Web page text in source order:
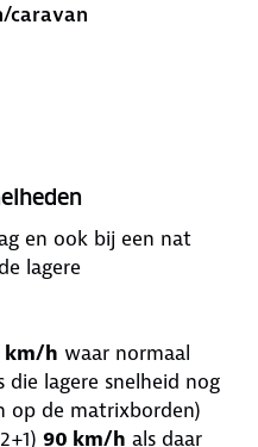
caravan
en ook bij een nat
lagere
km/h waar normaal
lagere snelheid nog
op de matrixborden)
90 km/h als daar